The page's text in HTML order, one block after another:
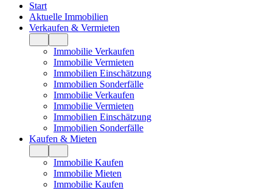
Start
Aktuelle Immobilien
Verkaufen & Vermieten
Immobilie Verkaufen
Immobilie Vermieten
Immobilien Einschätzung
Immobilien Sonderfälle
Immobilie Verkaufen
Immobilie Vermieten
Immobilien Einschätzung
Immobilien Sonderfälle
Kaufen & Mieten
Immobilie Kaufen
Immobilie Mieten
Immobilie Kaufen